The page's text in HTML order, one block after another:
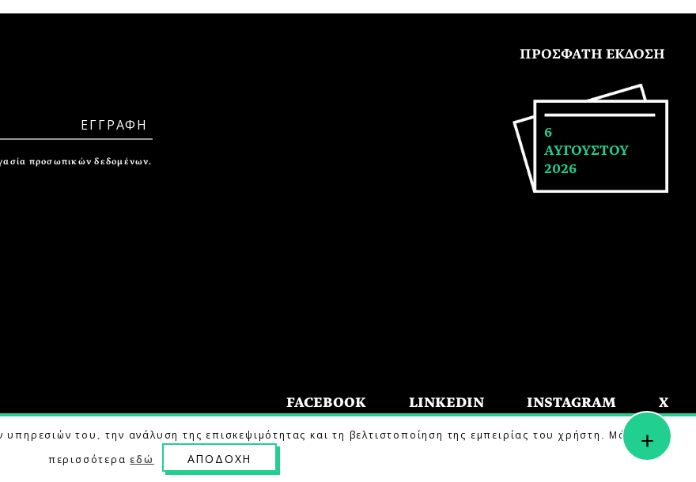
προσωπικών δεδομένων.
ΠΡΟΣΦΑΤΗ ΕΚΔΟΣΗ
6
ΑΥΓΟΥΣΤΟΥ
2026
FACEBOOK LINKEDIN INSTAGRAM X
του, την ανάλυση της επισκεψιμότητας και τη βελτιστοποίηση της εμπειρίας του χρήστη. Μάθετε
περισσότεραεδώ ΑΠΟΔΟΧΗ
+